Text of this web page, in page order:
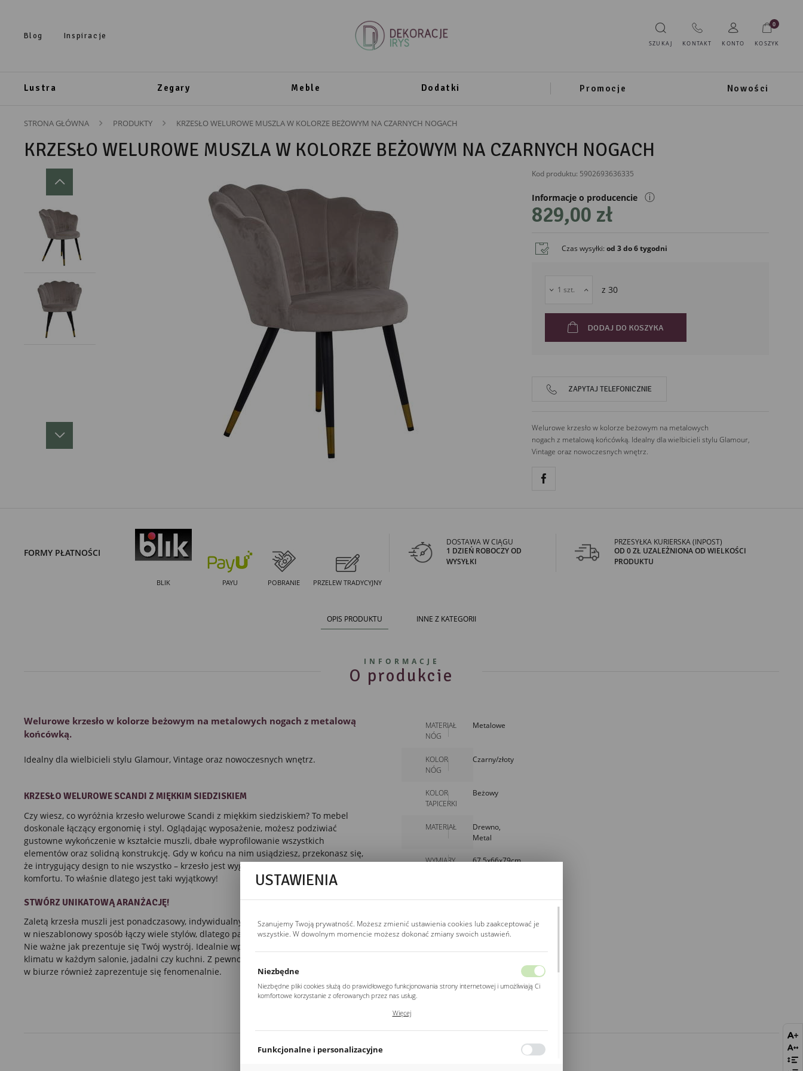
Blog Inspiracje
SZUKAJ KONTAKT KONTO KOSZYK
0
Lustra Zegary Meble Dodatki Promocje Nowości
STRONA GŁÓWNA PRODUKTY KRZESŁO WELUROWE MUSZLA W KOLORZE BEŻOWYM NA CZARNYCH NOGACH
KRZESŁO WELUROWE MUSZLA W KOLORZE BEŻOWYM NA CZARNYCH NOGACH
Kod produktu: 5902693636335
Informacje o producencie
Ewax
Polska
ⓘ
829,00 zł
Czas wysyłki:od 3 do 6 tygodni
z 30
DODAJ DO KOSZYKA
ZAPYTAJ TELEFONICZNIE
Welurowe krzesło w kolorze beżowym na metalowych
nogach z metalową końcówką. Idealny dla wielbicieli stylu Glamour,
Vintage oraz nowoczesnych wnętrz.
FORMY PŁATNOŚCI
BLIK PAYU POBRANIE PRZELEW TRADYCYJNY
DOSTAWA W CIĄGU
1 DZIEŃ ROBOCZY OD
WYSYŁKI
PRZESYŁKA KURIERSKA (INPOST)
OD 0 ZŁ UZALEŻNIONA OD WIELKOŚCI
PRODUKTU
OPIS PRODUKTU INNE Z KATEGORII
INFORMACJE
O produkcie
Welurowe krzesło w kolorze beżowym na metalowych nogach z metalową
końcówką.
Idealny dla wielbicieli stylu Glamour, Vintage oraz nowoczesnych wnętrz.
KRZESŁO WELUROWE SCANDI Z MIĘKKIM SIEDZISKIEM
Czy wiesz, co wyróżnia krzesło welurowe Scandi z miękkim siedziskiem? To mebel
doskonale łączący ergonomię i styl. Oglądając wyposażenie, możesz podziwiać
gustowne wykończenie w kształcie muszli,dbałe wyprofilowanie wszystkich
elementów oraz solidną konstrukcję. Gdy w końcu na nim usiądziesz, przekonasz się,
że intrygujący design to nie wszystko – krzesło jest wygodne i przynosi sporo
komfortu. To właśnie dlatego jest taki wyjątkowy!
STWÓRZ UNIKATOWĄ ARANŻACJĘ!
Zaletą krzesła muszli jest ponadczasowy, indywidualny design. Mebel
w nieszablonowy sposób łączy wiele stylów, dlatego pasuje do każdego mieszkania.
Nie ważne jak prezentuje się Twój wystrój. Idealnie wpasuje się do niepowtarzalnego
klimatu w każdym salonie, jadalni czy kuchni. Z pewnością nowy nabytek
w biurze również zaprezentuje się fenomenalnie.
MATERIAŁ
NÓG
Metalowe
KOLOR
NÓG
Czarny/złoty
KOLOR
TAPICERKI
Beżowy
MATERIAŁ
Drewno,
Metal
WYMIARY 67,5x66x79cm
Z kategorii
USTAWIENIA
Szanujemy Twoją prywatność. Możesz zmienić ustawienia cookies lub zaakceptować je
wszystkie. W dowolnym momencie możesz dokonać zmiany swoich ustawień.
Niezbędne
Niezbędne pliki cookies służą do prawidłowego funkcjonowania strony internetowej i umożliwiają Ci
komfortowe korzystanie z oferowanych przez nas usług.
Twoich ustawień preferencji prywatności, logowania czy wypełniania formularzy. Dzięki plikom
Więcej
Funkcjonalne i personalizacyjne